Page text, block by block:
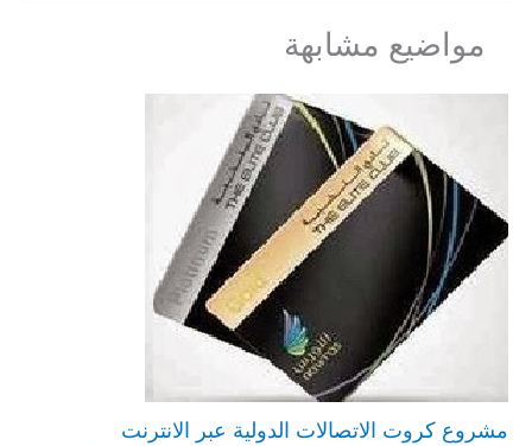
مواضيع مشابهة
مشروع كروت الاتصالات الدولية عبر الانترنت